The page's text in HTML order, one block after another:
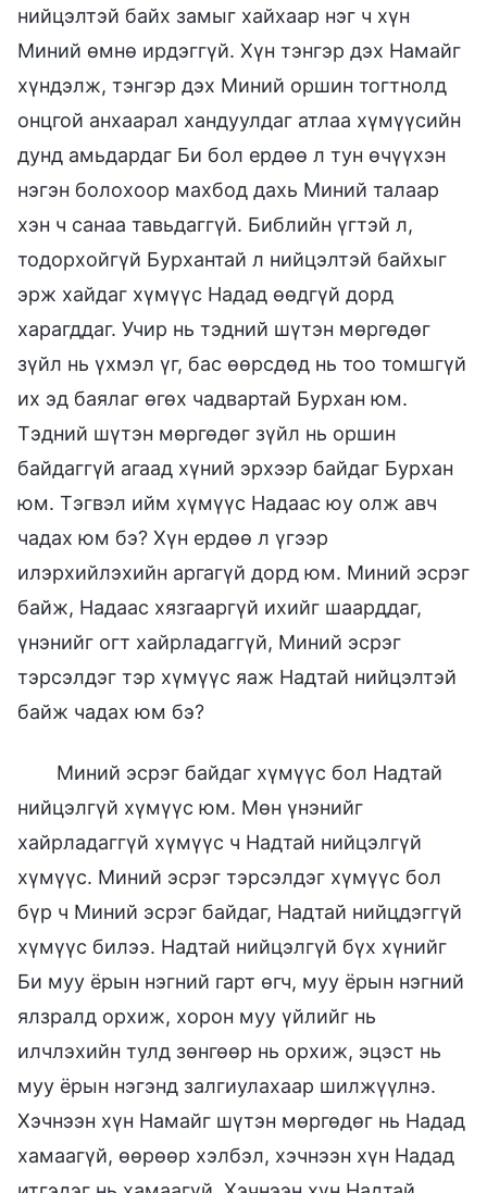
нийцэлтэй байх замыг хайхаар нэг ч хүн
Миний өмнө ирдэггүй. Хүн тэнгэр дэх Намайг
хүндэлж, тэнгэр дэх Миний оршин тогтнолд
онцгой анхаарал хандуулдаг атлаа хүмүүсийн
дунд амьдардаг Би бол ердөө л тун өчүүхэн
нэгэн болохоор махбод дахь Миний талаар
хэн ч санаа тавьдаггүй. Библийн үгтэй л,
тодорхойгүй Бурхантай л нийцэлтэй байхыг
эрж хайдаг хүмүүс Надад өөдгүй дорд
харагддаг. Учир нь тэдний шүтэн мөргөдөг
зүйл нь үхмэл үг, бас өөрсдөд нь тоо томшгүй
их эд баялаг өгөх чадвартай Бурхан юм.
Тэдний шүтэн мөргөдөг зүйл нь оршин
байдаггүй агаад хүний эрхээр байдаг Бурхан
юм. Тэгвэл ийм хүмүүс Надаас юу олж авч
чадах юм бэ? Хүн ердөө л үгээр
илэрхийлэхийн аргагүй дорд юм. Миний эсрэг
байж, Надаас хязгааргүй ихийг шаарддаг,
үнэнийг огт хайрладаггүй, Миний эсрэг
тэрсэлдэг тэр хүмүүс яаж Надтай нийцэлтэй
байж чадах юм бэ?
Миний эсрэг байдаг хүмүүс бол Надтай
нийцэлгүй хүмүүс юм. Мөн үнэнийг
хайрладаггүй хүмүүс ч Надтай нийцэлгүй
хүмүүс. Миний эсрэг тэрсэлдэг хүмүүс бол
бүр ч Миний эсрэг байдаг, Надтай нийцдэггүй
хүмүүс билээ. Надтай нийцэлгүй бүх хүнийг
Би муу ёрын нэгний гарт өгч, муу ёрын нэгний
ялзралд орхиж, хорон муу үйлийг нь
илчлэхийн тулд зөнгөөр нь орхиж, эцэст нь
муу ёрын нэгэнд залгиулахаар шилжүүлнэ.
Хэчнээн хүн Намайг шүтэн мөргөдөг нь Надад
хамаагүй, өөрөөр хэлбэл, хэчнээн хүн Надад